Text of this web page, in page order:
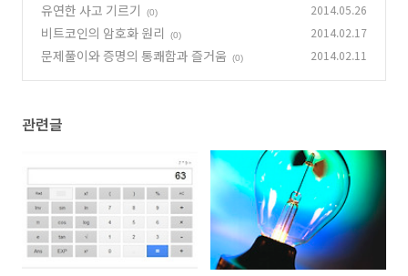
유연한 사고 기르기 (0) 2014.05.26
비트코인의 암호화 원리 (0) 2014.02.17
문제풀이와 증명의 통쾌함과 즐거움 (0) 2014.02.11
관련글